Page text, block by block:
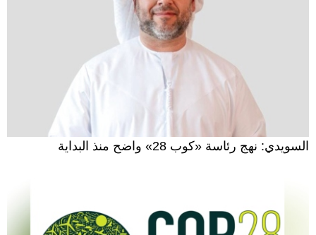
السويدي: نهج رئاسة «كوب 28» واضح منذ البداية